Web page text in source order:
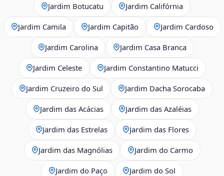
Jardim Botucatu Jardim Califórnia
Jardim Camila Jardim Capitão Jardim Cardoso
Jardim Carolina Jardim Casa Branca
Jardim Celeste Jardim Constantino Matucci
Jardim Cruzeiro do Sul Jardim Dacha Sorocaba
Jardim das Acácias Jardim das Azaléias
Jardim das Estrelas Jardim das Flores
Jardim das Magnólias Jardim do Carmo
Jardim do Paço Jardim do Sol